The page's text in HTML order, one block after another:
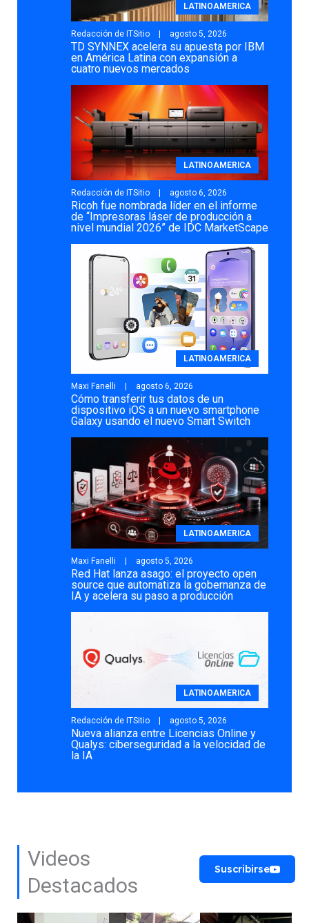
LATINOAMERICA
Redacción de ITSitio agosto 5, 2026
TD SYNNEX acelera su apuesta por IBM
en América Latina con expansión a
cuatro nuevos mercados
LATINOAMERICA
Redacción de ITSitio agosto 6, 2026
Ricoh fue nombrada líder en el informe
de “Impresoras láser de producción a
nivel mundial 2026” de IDC MarketScape
LATINOAMERICA
Maxi Fanelli agosto 6, 2026
Cómo transferir tus datos de un
dispositivo iOS a un nuevo smartphone
Galaxy usando el nuevo Smart Switch
LATINOAMERICA
Maxi Fanelli agosto 5, 2026
Red Hat lanza asago: el proyecto open
source que automatiza la gobernanza de
IA y acelera su paso a producción
LATINOAMERICA
Redacción de ITSitio agosto 5, 2026
Nueva alianza entre Licencias Online y
Qualys: ciberseguridad a la velocidad de
la IA
Videos
Destacados
Suscribirse